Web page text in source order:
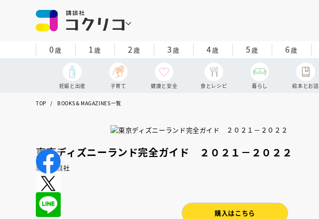
0歳 1歳 2歳 3歳 4歳 5歳 6歳
妊娠と出産 子育て 健康と安全 食とレシピ 暮らし 絵本とお話
TOP BOOKS＆MAGAZINES一覧
東京ディズニーランド完全ガイド ２０２１－２０２２
編：講談社
購入はこちら